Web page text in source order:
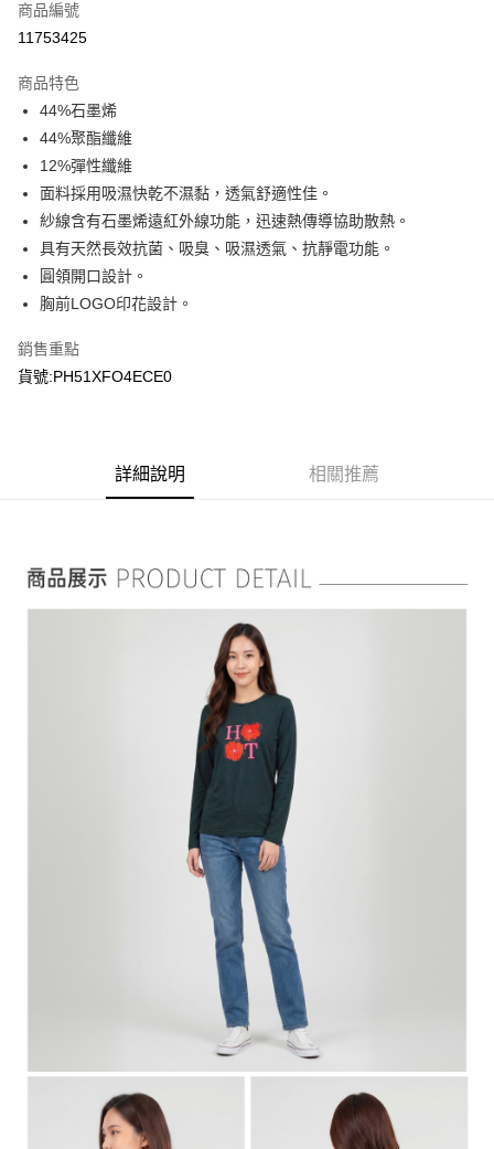
LINE Pay
悠遊付
Google Pay
運送方式
每筆NT$90，滿NT$899(含以上)免運費
宅配(離島)
商品編號
11753425
商品特色
44%石墨烯
44%聚酯纖維
12%彈性纖維
面料採用吸濕快乾不濕黏，透氣舒適性佳。
紗線含有石墨烯遠紅外線功能，迅速熱傳導協助散熱。
具有天然長效抗菌、吸臭、吸濕透氣、抗靜電功能。
圓領開口設計。
胸前LOGO印花設計。
銷售重點
貨號:PH51XFO4ECE0
詳細說明 相關推薦